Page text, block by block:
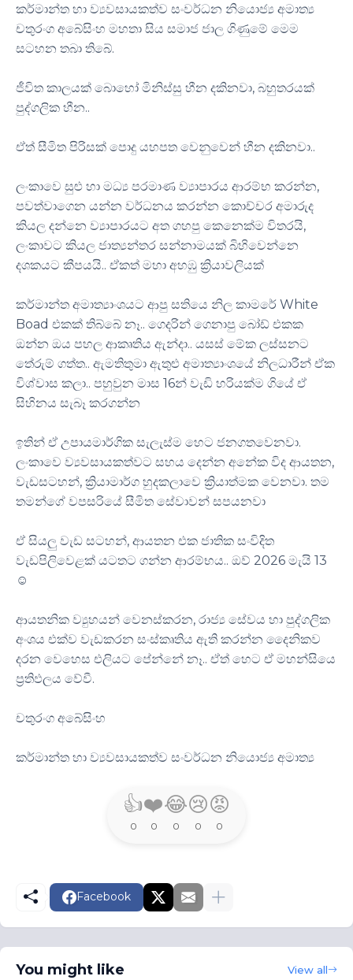
කර්මාන්ත හා ව්‍යවසායකත්ව සංවර්ධන නියොජ්‍ය අමාත්‍ය
චතුරංග අබේසිංහ මහතා සිය සමාජ ජාල ගිණුමේ මෙම
සටහන තබා තිබේ.
ජීවිත කාලයක් බොහෝ මිනිස්සු හීන දකිනවා, බහුතරයක්
පුද්ගලික හීන..
ඒත් සීමිත පිරිසක් පොදු යහපත වෙනුවෙන් හීන දකිනවා..
ලංකාවෙ සුළු හා මධ්‍ය පරමාණ ව්‍යාපාරය ආරම්භ කරන්න,
පවත්වාගෙන යන්න වර්ධනය කරන්න කොච්චර අමාරුද
කියල දන්නෙ ව්‍යාපාරයට අත ගහපු කෙනෙක්ම විතරයි,
ලංකාවට කියල ජාත්‍යන්තර සන්නාමයක් බිහිවෙන්නෙ
දශකයට කීපයයි.. ඒකත් මහා අහඹු ක්‍රියාවලියක්
කර්මාන්ත අමාත්‍යාංශයට ආපු සතියෙ නිල කාමරේ White
Boad එකක් තිබ්බේ නෑ.. ගෙදරින් ගෙනාපු බෝඩ් එකක
ඔන්න ඔය පහල ආකෘතිය ඇන්දා.. යසස් මේක ලස්සනට
තේරුම් ගත්ත.. ඇමතිතුමා ඇතුළු අමාත්‍යාංශයේ නිලධාරීන් ඒක
විශ්වාස කලා.. පහුවුන මාස 16න් වැඩි හරියක්ම ගියේ ඒ
සිහිනය සැබෑ කරගන්න
ඉතින් ඒ උපායමාර්ගික සැලැස්ම හෙට ජනගතවෙනවා.
ලංකාවෙ ව්‍යවසායකත්වට සහය දෙන්න අනේක විද ආයතන,
වැඩසටහන්, ක්‍රියාමාර්ග හුදකලාවෙ ක්‍රියාත්මක වෙනවා. තම
තමන්ගේ වපසරියේ සීමිත සේවාවන් සපයනවා
ඒ සියලු වැඩ සටහන්, ආයතන එක ජාතික සංවිදිත
වැඩපිලිවෙළක් යටතට ගන්න ආරම්භය.. ඔව් 2026 මැයි 13
☺️
ආයතනික ව්‍යුහයන් වෙනස්කරන, රාජ්‍ය සේවය හා පුද්ගලික
අංශය එක්ව වැඩකරන සංස්කෘතිය ඇති කරන්න දෛනිකව
දරන වෙහෙස එලියට පේන්නේ නෑ.. ඒත් හෙට ඒ මහන්සියෙ
ප්‍රතිඵලය වේවී.
චතුරංග අබේසිංහ
කර්මාන්ත හා ව්‍යවසායකත්ව සංවර්ධන නියොජ්‍ය අමාත්‍ය
👍
0
❤️
0
😂
0
😢
0
😡
0
Facebook
You might like View all